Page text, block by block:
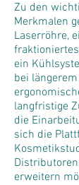
Zu den
Merkmalen
Laserröhre,
ein
bei
langfristige
die
sich die
erweitern